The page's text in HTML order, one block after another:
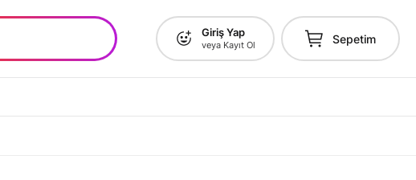
Giriş Yap
veya Kayıt Ol Sepetim